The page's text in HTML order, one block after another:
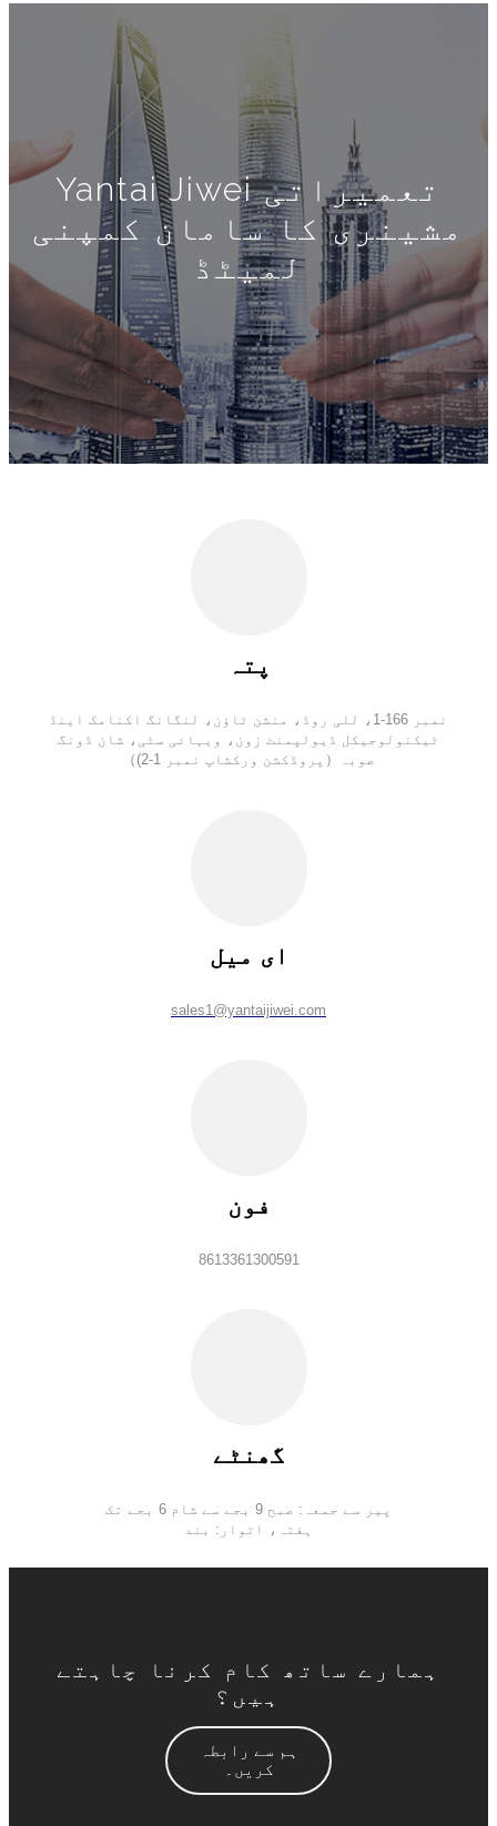
Yantai Jiwei تعمیراتی
مشینری کا سامان کمپنی
لمیٹڈ
پتہ
نمبر 166-1، للی روڈ، منشن ٹاؤن، لنگانگ اکنامک اینڈ
ٹیکنولوجیکل ڈیولپمنٹ زون، ویہائی سٹی، شان ڈونگ
صوبہ（پروڈکشن ورکشاپ نمبر 1-2)）
ای میل
sales1@yantaijiwei.com
فون
8613361300591
گھنٹے
پیر سے جمعہ: صبح 9 بجے سے شام 6 بجے تک
ہفتہ، اتوار: بند
ہمارے ساتھ کام کرنا چاہتے
ہیں؟
ہم سے رابطہ
کریں۔